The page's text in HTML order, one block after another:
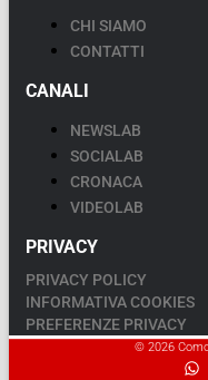
CHI SIAMO
CONTATTI
CANALI
NEWSLAB
SOCIALAB
CRONACA
VIDEOLAB
PRIVACY
PRIVACY POLICY
INFORMATIVA COOKIES
PREFERENZE PRIVACY
© 2026